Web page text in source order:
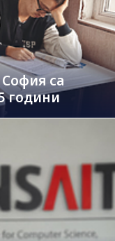
са
години